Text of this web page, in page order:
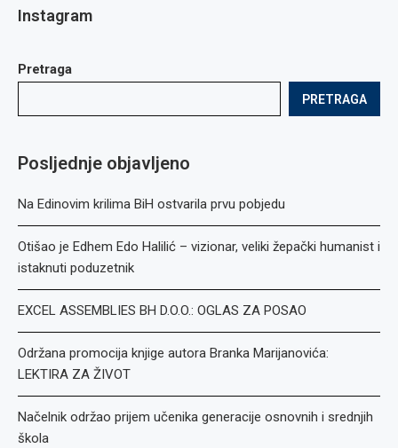
Instagram
Pretraga
PRETRAGA
Posljednje objavljeno
Na Edinovim krilima BiH ostvarila prvu pobjedu
Otišao je Edhem Edo Halilić – vizionar, veliki žepački humanist i
istaknuti poduzetnik
EXCEL ASSEMBLIES BH D.O.O.: OGLAS ZA POSAO
Održana promocija knjige autora Branka Marijanovića:
LEKTIRA ZA ŽIVOT
Načelnik održao prijem učenika generacije osnovnih i srednjih
škola